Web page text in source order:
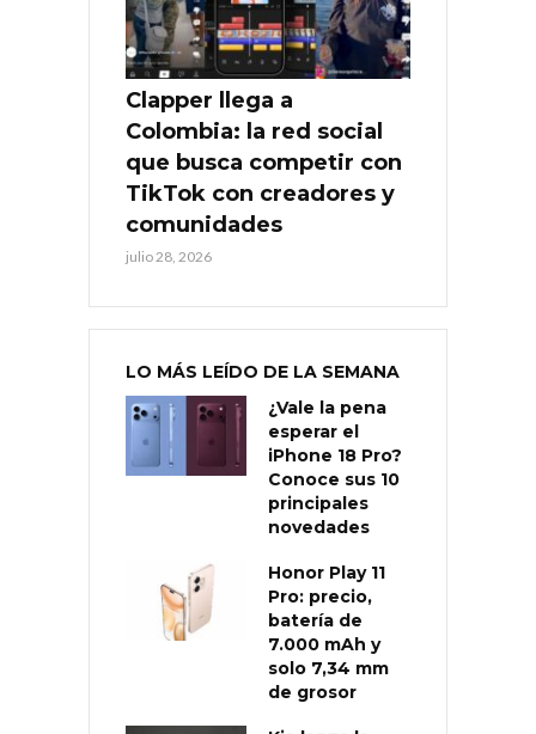
Clapper llega a
Colombia: la red social
que busca competir con
TikTok con creadores y
comunidades
julio 28, 2026
LO MÁS LEÍDO DE LA SEMANA
¿Vale la pena
esperar el
iPhone 18 Pro?
Conoce sus 10
principales
novedades
Honor Play 11
Pro: precio,
batería de
7.000 mAh y
solo 7,34 mm
de grosor